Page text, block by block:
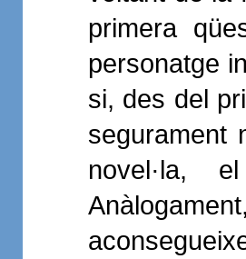
primera
personatge
si, des del
segurament
novel·la,